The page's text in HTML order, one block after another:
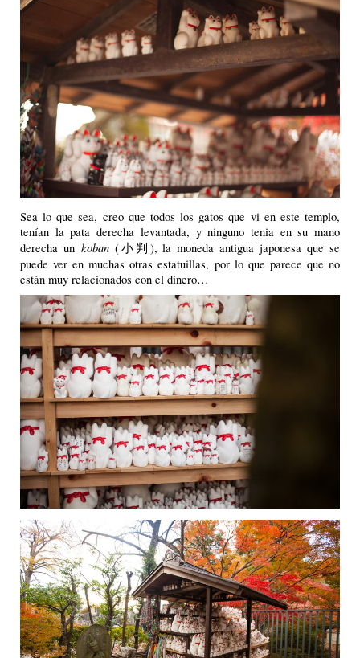
Sea lo que sea, creo que todos los gatos que vi en este templo,
tenían la pata derecha levantada, y ninguno tenia en su mano
derecha un koban(小判), la moneda antigua japonesa que se
puede ver en muchas otras estatuillas, por lo que parece que no
están muy relacionados con el dinero…